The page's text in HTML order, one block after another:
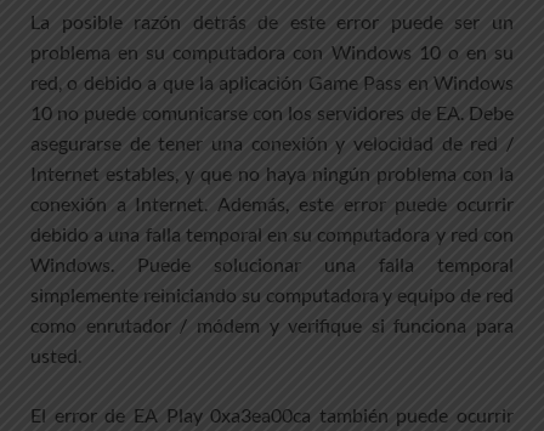
La posible razón detrás de este error puede ser un
problema en su computadora con Windows 10 o en su
red, o debido a que la aplicación Game Pass en Windows
10 no puede comunicarse con los servidores de EA. Debe
asegurarse de tener una conexión y velocidad de red /
Internet estables, y que no haya ningún problema con la
conexión a Internet. Además, este error puede ocurrir
debido a una falla temporal en su computadora y red con
Windows. Puede solucionar una falla temporal
simplemente reiniciando su computadora y equipo de red
como enrutador / módem y verifique si funciona para
usted.
El error de EA Play 0xa3ea00ca también puede ocurrir